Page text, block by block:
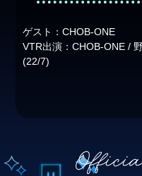
ゲスト：CHOB-ONE
VTR出演：CHOB-ONE /
(22/7)